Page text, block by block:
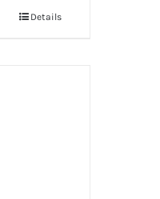
Details